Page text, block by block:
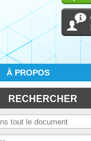
À PROPOS
RECHERCHER